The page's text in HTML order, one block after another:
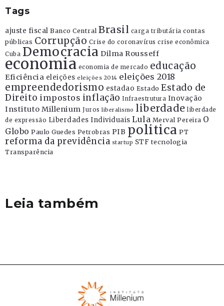
Tags
ajuste fiscal Banco Central Brasil carga tributária contas
públicas Corrupção Crise do coronavírus crise econômica
Cuba Democracia Dilma Rousseff
economia economia de mercado educação
Eficiência eleições eleições 2014 eleições 2018
empreendedorismo estadao Estado Estado de
Direito impostos inflação Infraestrutura Inovação
Instituto Millenium Juros liberalismo liberdade liberdade
de expressão Liberdades Individuais Lula Merval Pereira O
Globo Paulo Guedes Petrobras PIB politica PT
reforma da previdência startup STF tecnologia
Transparência
Leia também